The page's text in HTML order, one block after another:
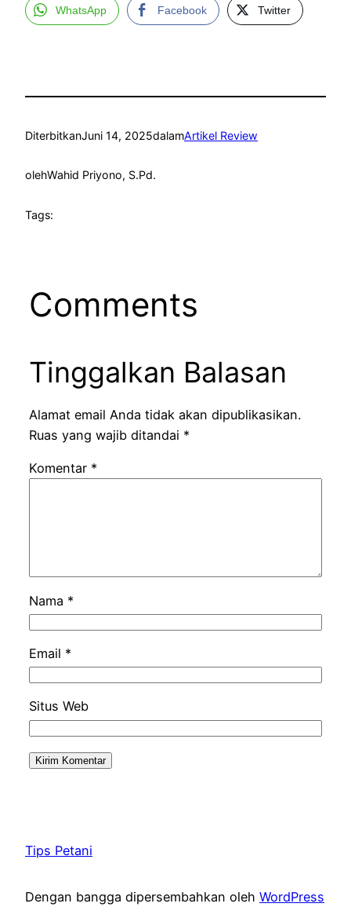
WhatsApp Facebook Twitter
DiterbitkanJuni 14, 2025dalamArtikel Review
olehWahid Priyono, S.Pd.
Tags:
Comments
Tinggalkan Balasan
Alamat email Anda tidak akan dipublikasikan.
Ruas yang wajib ditandai *
Komentar *
Nama *
Email *
Situs Web
Tips Petani
Dengan bangga dipersembahkan oleh WordPress